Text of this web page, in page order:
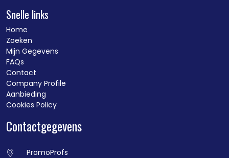
Snelle links
Home
Zoeken
Mijn Gegevens
FAQs
Contact
Company Profile
Aanbieding
Cookies Policy
Contactgegevens
PromoProfs